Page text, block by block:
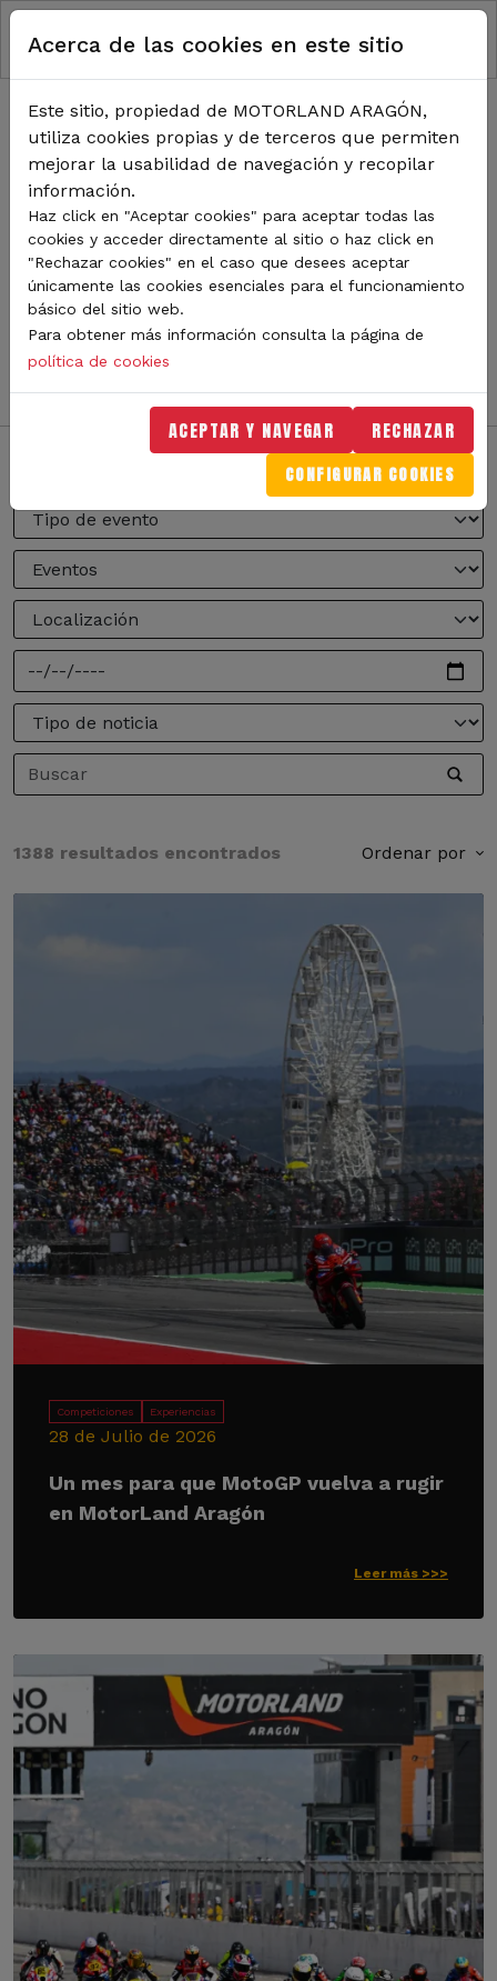
Pasar al contenido principal
RUTA DE NAVEGACIÓN
Inicio Noticias
TODA LA ACTUALIDAD DE
MOTORLAND
Sigue de cerca todas las novedades de MotorLand
Aragón. Aquí encontrarás noticias sobre eventos,
competiciones, pilotos, novedades del circuito y
mucho más. Filtra por categoría o tipo de contenido y
no te pierdas nada del mundo del motor.
1388 resultados encontrados Ordenar por
Competiciones Experiencias
28 de Julio de 2026
Un mes para que MotoGP vuelva a rugir
en MotorLand Aragón
Leer más >>>
Acerca de las cookies en este sitio
Este sitio, propiedad de MOTORLAND ARAGÓN,
utiliza cookies propias y de terceros que permiten
mejorar la usabilidad de navegación y recopilar
información.
Haz click en "Aceptar cookies" para aceptar todas las
cookies y acceder directamente al sitio o haz click en
"Rechazar cookies" en el caso que desees aceptar
únicamente las cookies esenciales para el funcionamiento
básico del sitio web.
Para obtener más información consulta la página de
política de cookies
ACEPTAR Y NAVEGAR RECHAZAR
CONFIGURAR COOKIES